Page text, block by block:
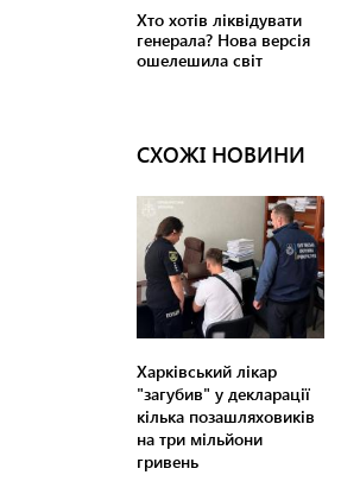
СХОЖІ НОВИНИ
Харківський лікар
"загубив" у декларації
кілька позашляховиків
на три мільйони
гривень